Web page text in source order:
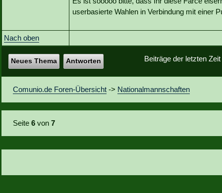
userbasierte Wahlen in Verbindung mit einer
Nach oben
Beiträge der letzten
Neues Thema Antworten
Comunio.de Foren-Übersicht -> Nationalmannschaften
Seite6 von7